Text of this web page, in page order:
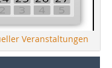
Veranstaltungen